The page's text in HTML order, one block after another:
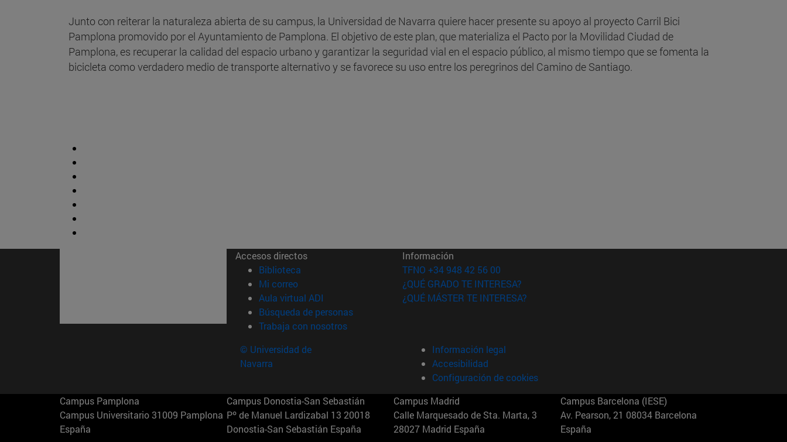
Junto con reiterar la naturaleza abierta de su campus, la Universidad de Navarra quiere hacer presente su apoyo al proyecto Carril Bici
Pamplona promovido por el Ayuntamiento de Pamplona. El objetivo de este plan, que materializa el Pacto por la Movilidad Ciudad de
Pamplona, es recuperar la calidad del espacio urbano y garantizar la seguridad vial en el espacio público, al mismo tiempo que se fomenta la
bicicleta como verdadero medio de transporte alternativo y se favorece su uso entre los peregrinos del Camino de Santiago.
Accesos directos
Biblioteca (abre en nueva ventana)
Mi correo(abre en nueva ventana)
Aula virtual ADI (abre en nueva ventana)
Búsqueda de personas(abre en nueva ventana)
Trabaja con nosotros(abre en nueva ventana)
Información
TFNO +34 948 42 56 00
¿QUÉ GRADO TE INTERESA?
¿QUÉ MÁSTER TE INTERESA?
© Universidad de
Navarra
Información legal
Accesibilidad
Configuración de cookies
Campus Pamplona
Campus Universitario 31009 Pamplona
España
Campus Donostia-San Sebastián
Pº de Manuel Lardizabal 13 20018
Donostia-San Sebastián España
Campus Madrid
Calle Marquesado de Sta. Marta, 3
28027 Madrid España
Campus Barcelona (IESE)
Av. Pearson, 21 08034 Barcelona
España